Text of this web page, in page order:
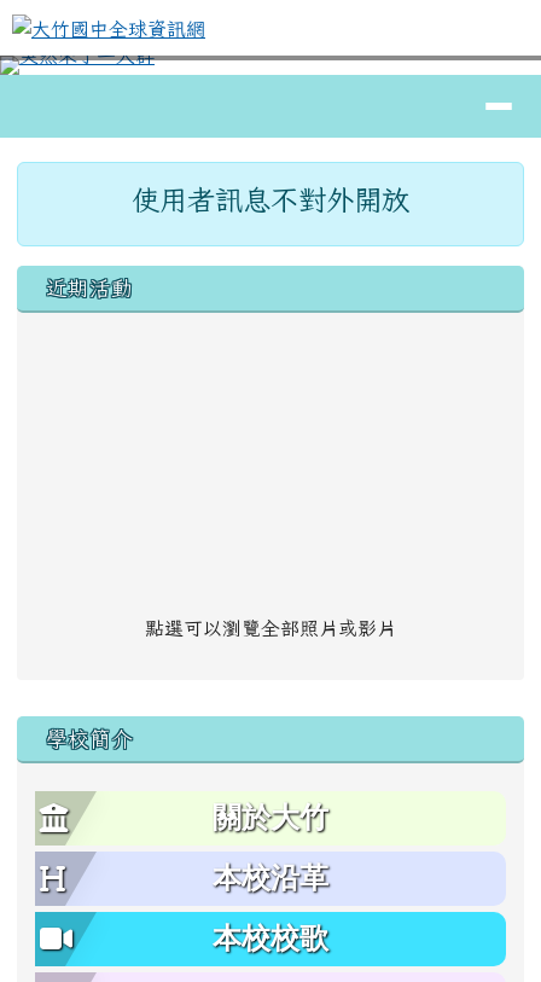
跳至主內容區
大竹國中全球資訊網
⏸
使用者訊息不對外開放
左邊區域內容
近期活動
點選可以瀏覽全部照片或影片
學校簡介
關於大竹
本校沿革
本校校歌